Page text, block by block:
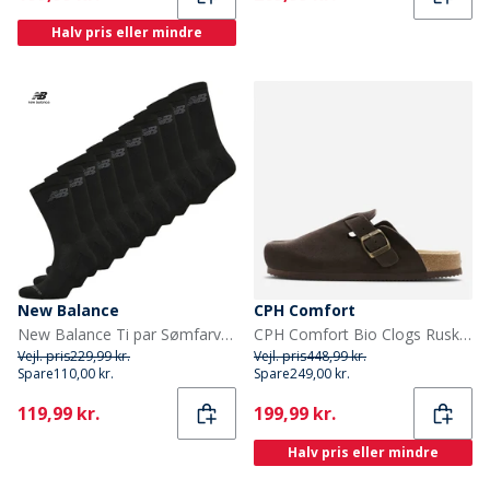
Halv pris eller mindre
New Balance
New Balance Ti par Sømfarvede Strømpebukser Sort
Vejl. pris229,99 kr.
Spare110,00 kr.
Current
119,99 kr.
CPH Comfort
CPH Comfort Bio Clogs Ruskind Sandaler Dark Brown
Vejl. pris448,99 kr.
Spare249,00 kr.
Current
199,99 kr.
Halv pris eller mindre